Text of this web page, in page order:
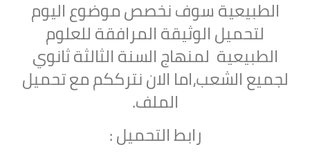
الطبيعية سوف نخصص موضوع اليوم
لتحميلالوثيقة المرافقةللعلوم
الطبيعية لمنهاج السنة الثالثة ثانوي
لجميع الشعب،اما الان نترككم مع تحميل
الملف.
رابط التحميل :